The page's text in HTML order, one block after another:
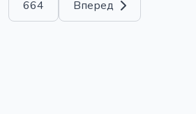
664 Вперед